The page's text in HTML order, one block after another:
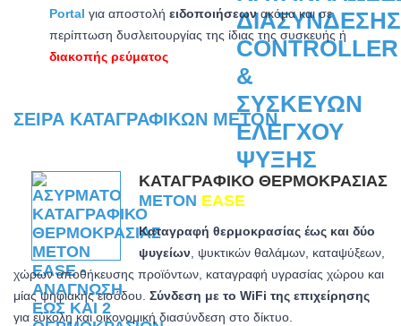
Portal για αποστολή ειδοποιήσεων ακόμα και σε
περίπτωση δυσλειτουργίας της ίδιας της συσκευής ή
διακοπής ρεύματος
ΣΕΙΡΆ ΚΑΤΑΓΡΑΦΙΚΏΝ METON
ΚΑΤΑΓΡΑΦΙΚΌ ΘΕΡΜΟΚΡΑΣΊΑΣ
METON EASE
Καταγραφή θερμοκρασίας έως και δύο
ψυγείων , ψυκτικών θαλάμων, καταψύξεων,
χώρων αποθήκευσης προϊόντων, καταγραφή υγρασίας χώρου και
μίας ψηφιακής εισόδου. Σύνδεση με το WiFi της επιχείρησης
για εύκολη και οικονομική διασύνδεση στο δίκτυο.